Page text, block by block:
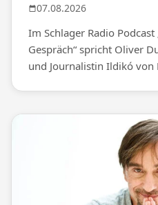
07.08.2026
Im Schlager Radio
Gespräch“ spricht Oliver
und Journalistin Ildikó von